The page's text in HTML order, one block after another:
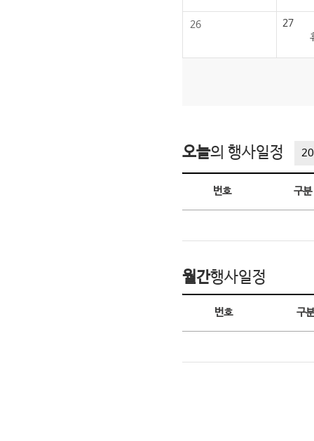
26 27
오늘의 행사일정
번호 구분
월간행사일정
번호 구분